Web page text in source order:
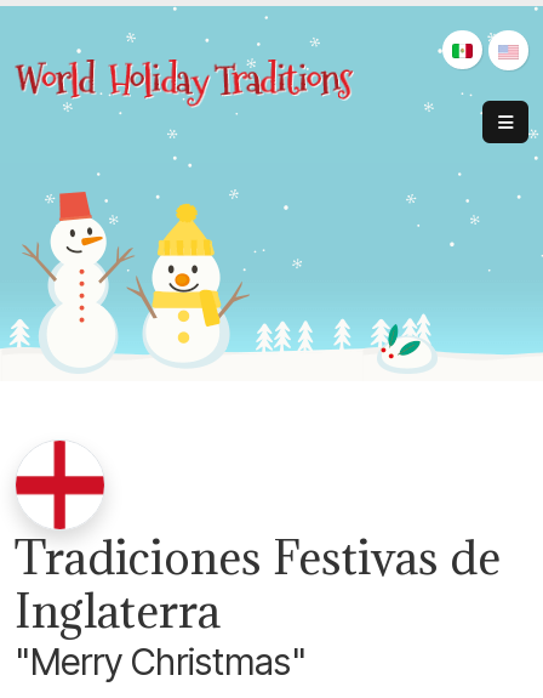
Tradiciones Festivas de
Inglaterra
"Merry Christmas"